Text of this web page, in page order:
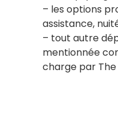
– les options
assistance,
– tout autre
mentionnée
charge par The